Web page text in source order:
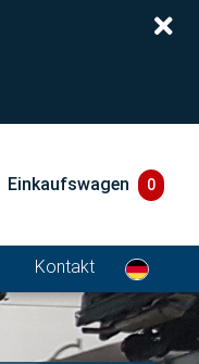
Einkaufswagen 0
Kontakt